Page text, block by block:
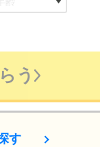
う
す